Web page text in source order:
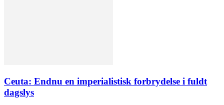
Ceuta: Endnu en imperialistisk forbrydelse i fuldt
dagslys